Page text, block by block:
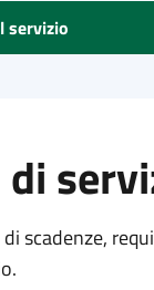
servizio
scadenze,